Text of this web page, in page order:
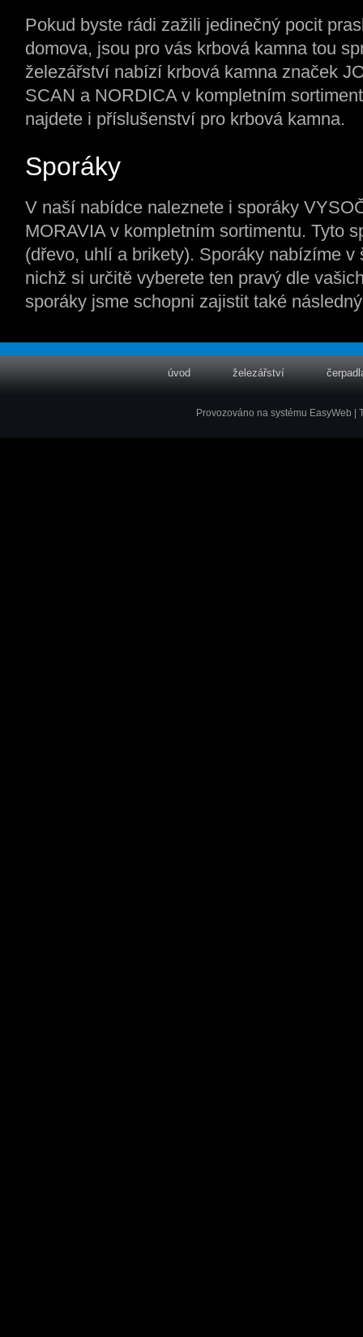
Pokud byste rádi zažili jedinečný pocit
domova, jsou pro vás krbová kamna tou
železářství nabízí krbová kamna značek
SCAN a NORDICA v kompletním
najdete i příslušenství pro krbová kamna.
Sporáky
V naší nabídce naleznete i sporáky
MORAVIA v kompletním sortimentu. Tyto
(dřevo, uhlí a brikety). Sporáky nabízíme v
nichž si určitě vyberete ten pravý dle
sporáky jsme schopni zajistit také
úvod železářství
Provozováno na systému EasyWeb